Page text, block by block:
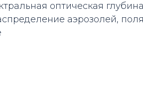
оптическая
аэрозолей,